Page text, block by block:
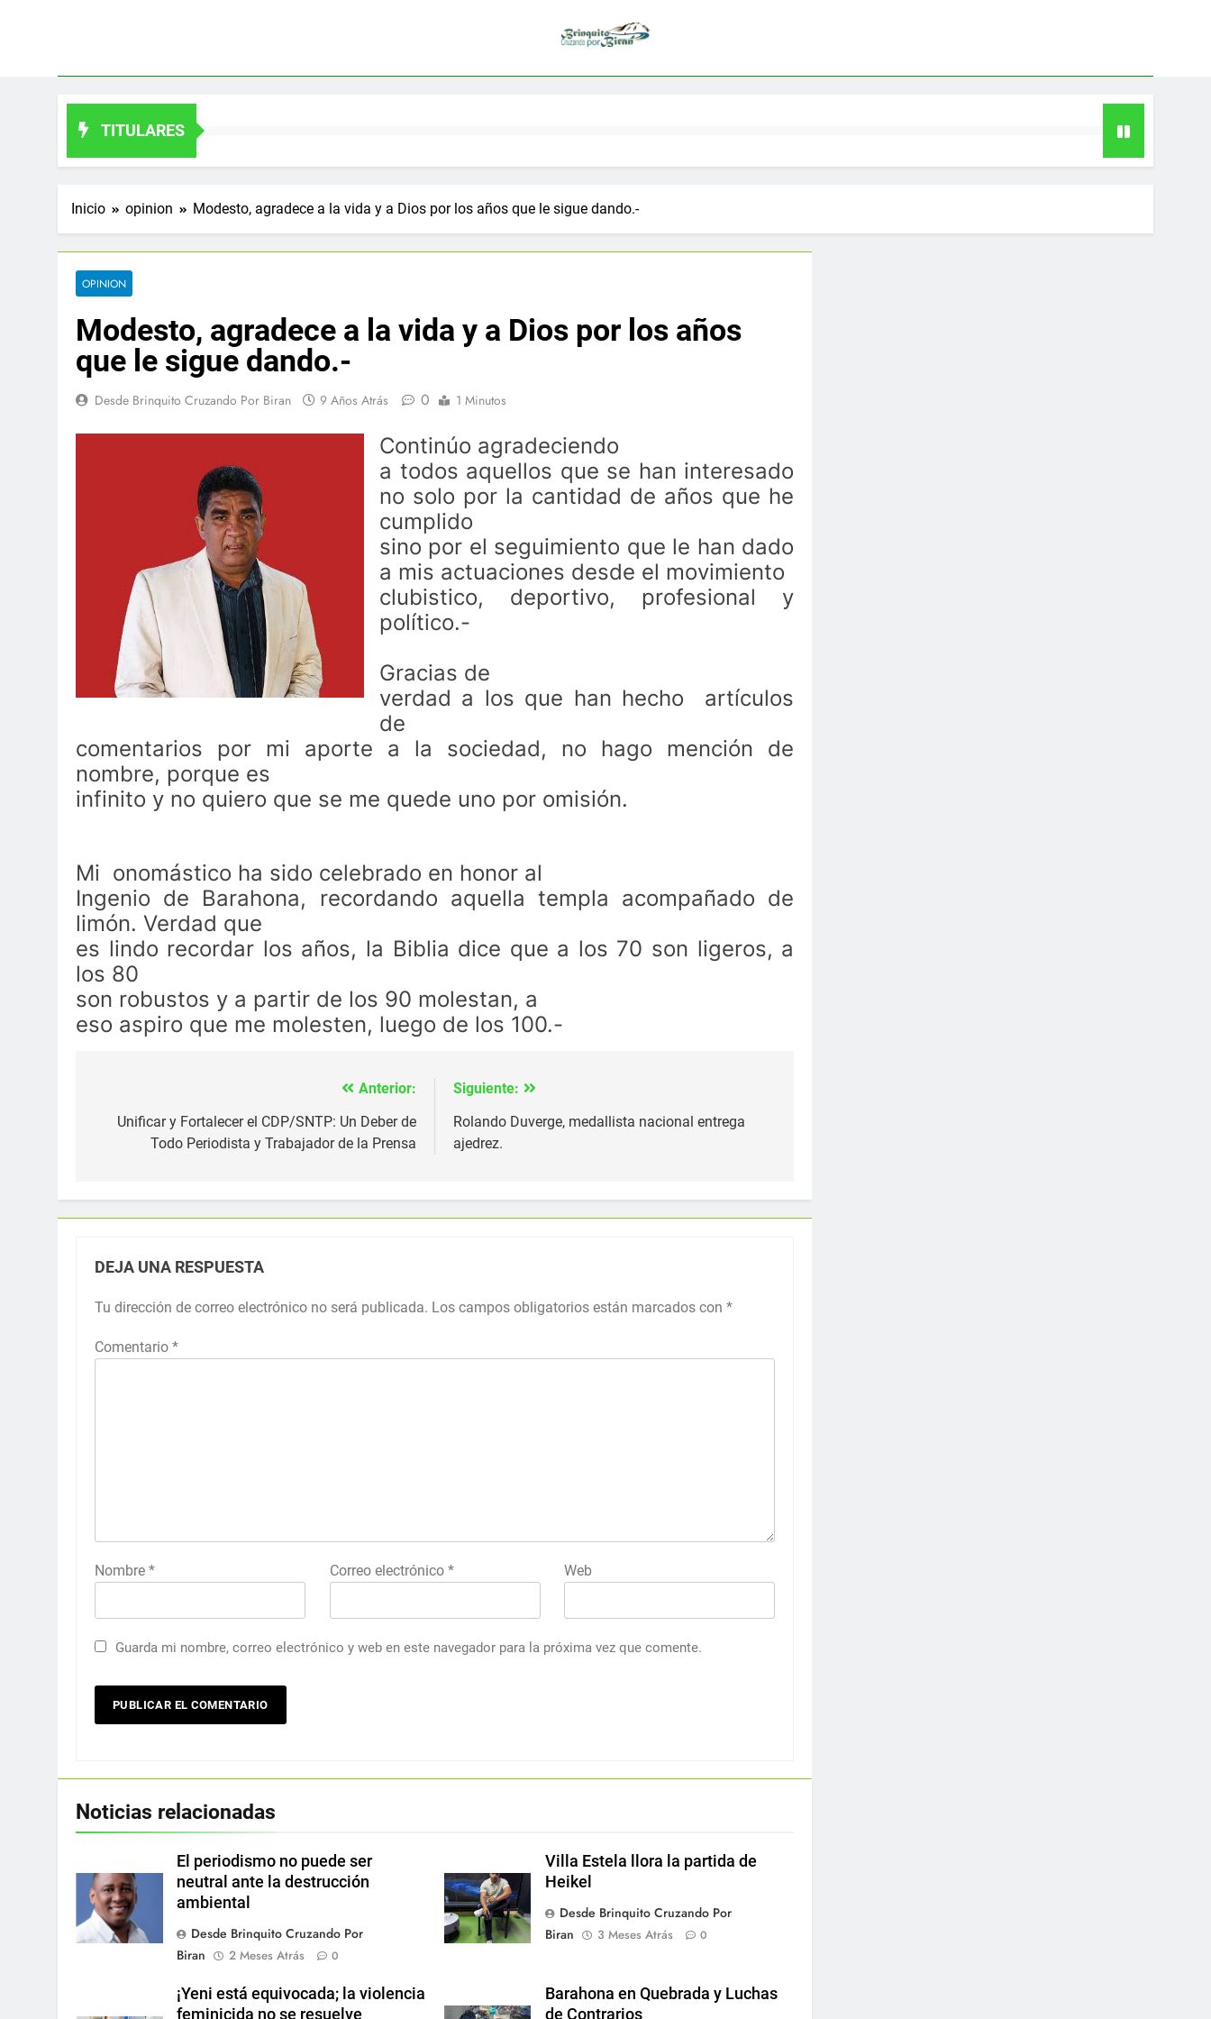
TITULARES
Inicio opinion Modesto, agradece a la vida y a Dios por los años que le sigue dando.-
OPINION
Modesto, agradece a la vida y a Dios por los años
que le sigue dando.-
Desde Brinquito Cruzando Por Biran 9 Años Atrás 0 1 Minutos
Continúo agradeciendo
a todos aquellos que se han interesado
no solo por la cantidad de años que he
cumplido
sino por el seguimiento que le han dado
a mis actuaciones desde el movimiento
clubistico, deportivo, profesional y
político.-
Gracias de
verdad a los que han hecho artículos
de
comentarios por mi aporte a la sociedad, no hago mención de
nombre, porque es
infinito y no quiero que se me quede uno por omisión.
Mi onomástico ha sido celebrado en honor al
Ingenio de Barahona, recordando aquella templa acompañado de
limón. Verdad que
es lindo recordar los años, la Biblia dice que a los 70 son ligeros, a
los 80
son robustos y a partir de los 90 molestan, a
eso aspiro que me molesten, luego de los 100.-
Anterior:
Unificar y Fortalecer el CDP/SNTP: Un Deber de
Todo Periodista y Trabajador de la Prensa
Siguiente:
Rolando Duverge, medallista nacional entrega
ajedrez.
DEJA UNA RESPUESTA
Tu dirección de correo electrónico no será publicada. Los campos obligatorios están marcados con *
Comentario *
Nombre * Correo electrónico * Web
Guarda mi nombre, correo electrónico y web en este navegador para la próxima vez que comente.
Noticias relacionadas
El periodismo no puede ser
neutral ante la destrucción
ambiental
Desde Brinquito Cruzando Por
Biran
2 Meses Atrás 0
Villa Estela llora la partida de
Heikel
Desde Brinquito Cruzando Por
Biran
3 Meses Atrás 0
¡Yeni está equivocada; la violencia
feminicida no se resuelve
Barahona en Quebrada y Luchas
de Contrarios